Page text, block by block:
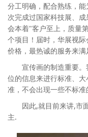
分工明确，配合熟练，
次完成过国家科技展、
会本着"客户至上，质量
个项目！届时，华展视
价格，最热诚的服务来
宣传画的制造重要
位的信息来进行标准、
准，不会出现一些不标准
因此,就目前来讲,市
主.